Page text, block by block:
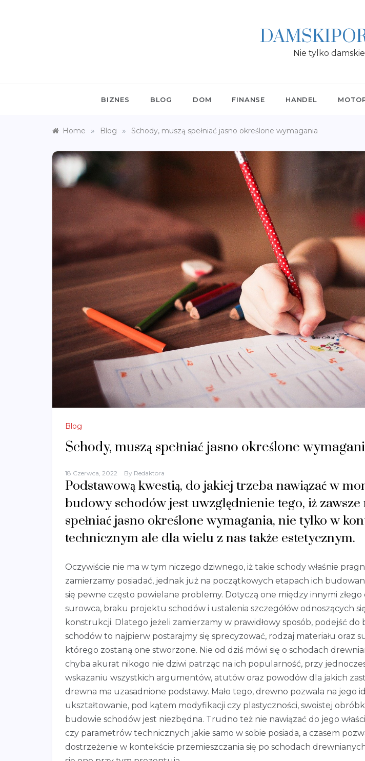
Nie tylko
BIZNES BLOG DOM FINANSE HANDEL
Home » Blog » Schody, muszą spełniać jasno określone wymagania
Blog
Schody, muszą spełniać jasno określone
18 Czerwca, 2022 By Redaktora
Podstawową kwestią, do jakiej trzeba nawiązać w
budowy schodów jest uwzględnienie tego, iż zawsze
spełniać jasno określone wymagania, nie tylko w
technicznym ale dla wielu z nas także estetycznym.
Oczywiście nie ma w tym niczego dziwnego, iż takie schody właśnie
zamierzamy posiadać, jednak już na początkowych etapach ich
się pewne często powielane problemy. Dotyczą one między innymi
surowca, braku projektu schodów i ustalenia szczegółów odnoszących
konstrukcji. Dlatego jeżeli zamierzamy w prawidłowy sposób, podejść do
schodów to najpierw postarajmy się sprecyzować, rodzaj materiału oraz
którego zostaną one stworzone. Nie od dziś mówi się o schodach
chyba akurat nikogo nie dziwi patrząc na ich popularność, przy
wskazaniu wszystkich argumentów, atutów oraz powodów dla jakich
drewna ma uzasadnione podstawy. Mało tego, drewno pozwala na jego
ukształtowanie, pod kątem modyfikacji czy plastyczności, swoistej
budowie schodów jest niezbędna. Trudno też nie nawiązać do jego
czy parametrów technicznych jakie samo w sobie posiada, a czasem
dostrzeżenie w kontekście przemieszczania się po schodach